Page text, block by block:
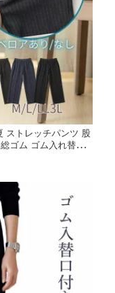
ストレッチパンツ 股
ゴム ゴム入れ替え
ビリ デイサービス